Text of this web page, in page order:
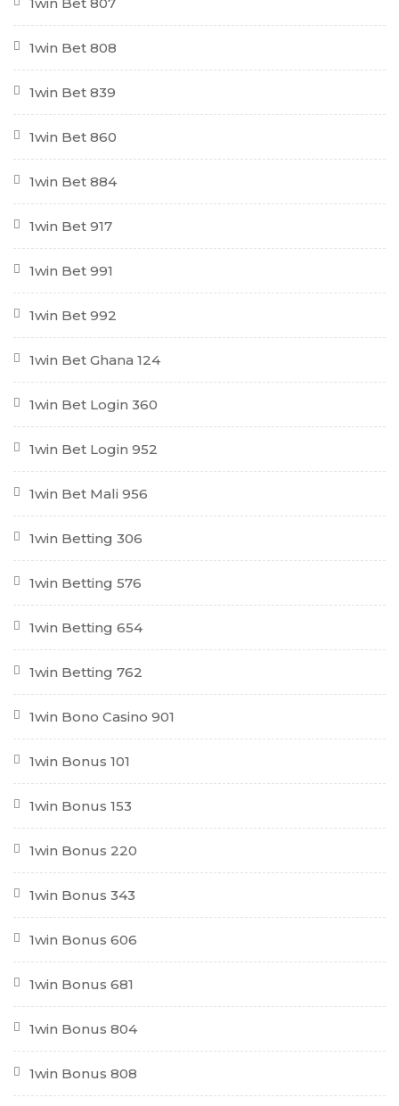
1win Bet 808
1win Bet 839
1win Bet 860
1win Bet 884
1win Bet 917
1win Bet 991
1win Bet 992
1win Bet Ghana 124
1win Bet Login 360
1win Bet Login 952
1win Bet Mali 956
1win Betting 306
1win Betting 576
1win Betting 654
1win Betting 762
1win Bono Casino 901
1win Bonus 101
1win Bonus 153
1win Bonus 220
1win Bonus 343
1win Bonus 606
1win Bonus 681
1win Bonus 804
1win Bonus 808